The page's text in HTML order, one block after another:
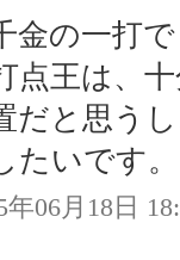
金の一打
点王は、
だと思う
たいです。
年06月18日